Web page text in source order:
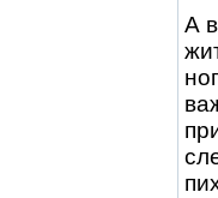
А